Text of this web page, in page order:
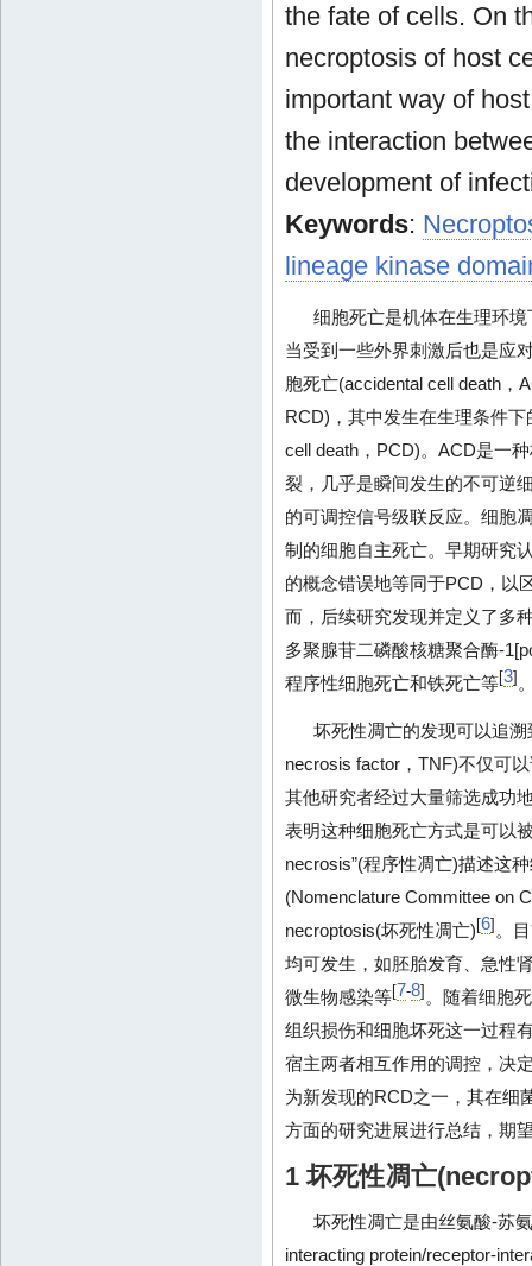
the fate of cells. On
necroptosis of host
important way of
the interaction
development of
Keywords:
lineage kinase
细胞死亡是机体在生理环
当受到一些外界刺激后也是应
胞死亡(accidental cell death，
RCD)，其中发生在生理条件
cell death，PCD)。ACD是一
裂，几乎是瞬间发生的不可逆
的可调控信号级联反应。细胞
制的细胞自主死亡。早期研究
的概念错误地等同于PCD，以
而，后续研究发现并定义了多
多聚腺苷二磷酸核糖聚合酶-
程序性细胞死亡和铁死亡等[3]
坏死性凋亡的发现可以追
necrosis factor，TNF)不仅可
其他研究者经过大量筛选成功
表明这种细胞死亡方式是可以
necrosis”(程序性凋亡)描述这
(Nomenclature Committee on
necroptosis(坏死性凋亡) [6] 。
均可发生，如胚胎发育、急性
微生物感染等[7-8] 。随着细胞
组织损伤和细胞坏死这一过程
宿主两者相互作用的调控，决
为新发现的RCD之一，其在细
方面的研究进展进行总结，期
1 坏死性凋亡
坏死性凋亡是由丝氨酸-苏
interacting protein/receptor-